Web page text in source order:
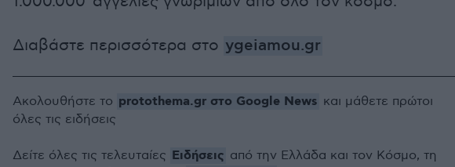
Διαβάστε περισσότερα στο ygeiamou.gr
Ακολουθήστε το protothema.gr στο Google News και μάθετε πρώτοι
όλες τις ειδήσεις
Δείτε όλες τις τελευταίες Ειδήσεις από την Ελλάδα και τον Κόσμο, τη